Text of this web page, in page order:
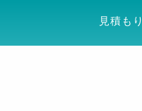
見積もり